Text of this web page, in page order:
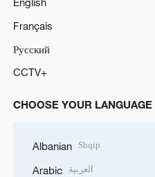
Français
Русский
CCTV+
CHOOSE YOUR LANGUAGE
Albanian Shqip
Arabic العربية